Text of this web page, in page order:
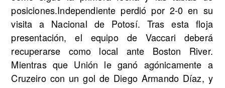
posiciones.Independiente perdió por 2-0 en su
visita a Nacional de Potosí. Tras esta floja
presentación, el equipo de Vaccari deberá
recuperarse como local ante Boston River.
Mientras que Unión le ganó agónicamente a
Cruzeiro con un gol de Diego Armando Díaz, y